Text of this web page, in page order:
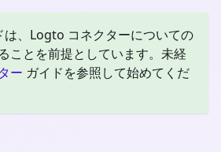
は、Logto コネクターについての
ことを前提としています。未経
ー ガイドを参照して始めてくだ